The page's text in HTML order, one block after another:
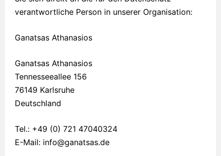
verantwortliche Person in unserer Organisation:
Ganatsas Athanasios
Ganatsas Athanasios
Tennesseeallee 156
76149 Karlsruhe
Deutschland
Tel.: +49 (0) 721 47040324
E-Mail: info@ganatsas.de